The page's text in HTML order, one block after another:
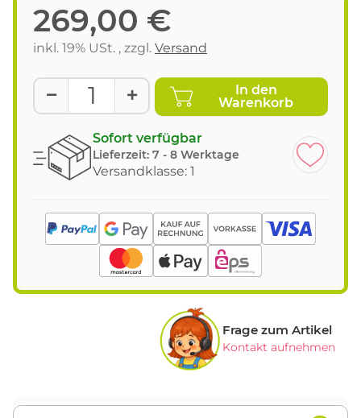
269,00 €
inkl. 19% USt. , zzgl. Versand
In den
Warenkorb
Sofort verfügbar
Lieferzeit: 7 - 8 Werktage
Versandklasse: 1
Frage zum Artikel
Kontakt aufnehmen